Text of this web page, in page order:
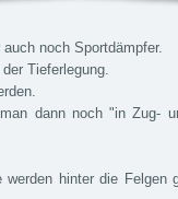
noch Sportdämpfer.
Tieferlegung.
dann noch "in Zug-
hinter die Felgen